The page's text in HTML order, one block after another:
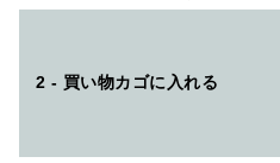
2 - 買い物カゴに入れる